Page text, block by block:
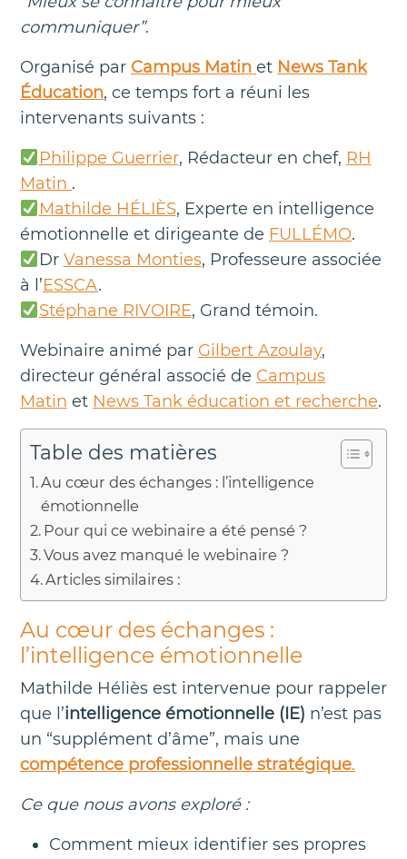
communiquer”.
Organisé par Campus Matin et News Tank
Éducation, ce temps fort a réuni les
intervenants suivants :
Philippe Guerrier, Rédacteur en chef, RH
Matin .
Mathilde HÉLIÈS, Experte en intelligence
émotionnelle et dirigeante de FULLÉMO.
Dr Vanessa Monties​, Professeure associée
à l’ESSCA.
Stéphane RIVOIRE, ​Grand témoin.
Webinaire animé par Gilbert Azoulay,
directeur général associé de Campus
Matin et News Tank éducation et recherche.
Table des matières
Au cœur des échanges : l’intelligence
émotionnelle
Pour qui ce webinaire a été pensé ?
Vous avez manqué le webinaire ?
Articles similaires :
Au cœur des échanges :
l’intelligence émotionnelle
Mathilde Héliès est intervenue pour rappeler
que l’intelligence émotionnelle (IE) n’est pas
un “supplément d’âme”, mais une
compétence professionnelle stratégique.
Ce que nous avons exploré :
Comment mieux identifier ses propres